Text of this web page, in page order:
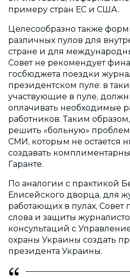
примеру стран ЕС и США.
Целесообразно также
различных пулов для
стране и для
Совет не рекомендует
госбюджета поездки
президентском пуле: в
участвующие в пуле,
оплачивать необходимые
работников. Таким
решить «больную»
СМИ, которым не остается
создавать
Гаранте.
По аналогии с практикой
Елисейского дворца, для
работающих в пулах, Совет
слова и защиты
консультаций с
охраны Украины создать
президента Украины.